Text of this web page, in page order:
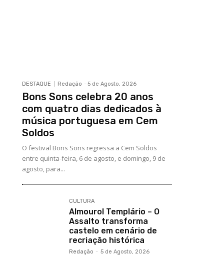
DESTAQUE Redação - 5 de Agosto, 2026
Bons Sons celebra 20 anos
com quatro dias dedicados à
música portuguesa em Cem
Soldos
O festival Bons Sons regressa a Cem Soldos
entre quinta-feira, 6 de agosto, e domingo, 9 de
agosto, para...
CULTURA
Almourol Templário – O
Assalto transforma
castelo em cenário de
recriação histórica
Redação - 5 de Agosto, 2026